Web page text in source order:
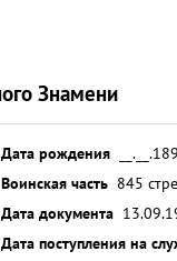
Знамени
Дата рождения
Воинская часть 845
Дата документа
Дата поступления на